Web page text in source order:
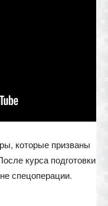
которые призваны
курса подготовки
спецоперации.